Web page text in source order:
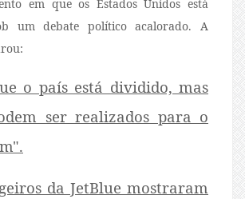
em que os Estados Unidos está
um debate político acalorado. A
o país está dividido, mas
ser realizados para o
da JetBlue mostraram